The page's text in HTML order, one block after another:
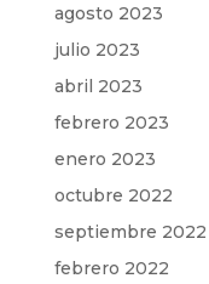
agosto 2023
julio 2023
abril 2023
febrero 2023
enero 2023
octubre 2022
septiembre 2022
febrero 2022